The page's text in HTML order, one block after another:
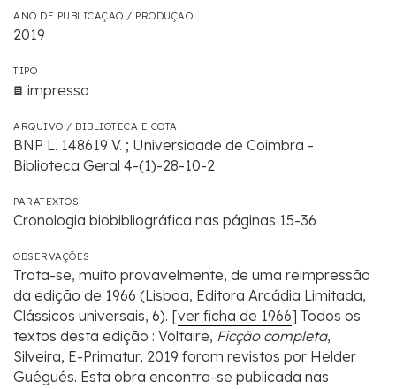
ANO DE PUBLICAÇÃO / PRODUÇÃO
2019
TIPO
impresso
ARQUIVO / BIBLIOTECA E COTA
BNP L. 148619 V. ; Universidade de Coimbra -
Biblioteca Geral 4-(1)-28-10-2
PARATEXTOS
Cronologia biobibliográfica nas páginas 15-36
OBSERVAÇÕES
Trata-se, muito provavelmente, de uma reimpressão
da edição de 1966 (Lisboa, Editora Arcádia Limitada,
Clássicos universais, 6). [ver ficha de 1966] Todos os
textos desta edição : Voltaire, Ficção completa,
Silveira, E-Primatur, 2019 foram revistos por Helder
Guégués. Esta obra encontra-se publicada nas